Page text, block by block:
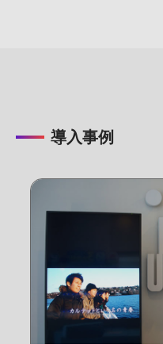
導入事例